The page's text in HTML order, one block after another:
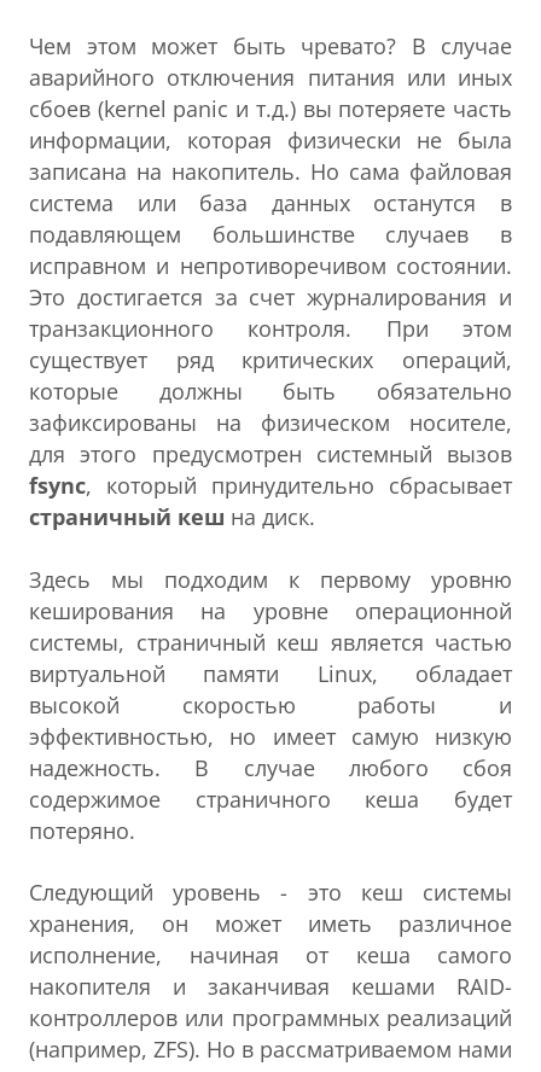
Чем этом может быть чревато? В случае
аварийного отключения питания или иных
сбоев (kernel panic и т.д.) вы потеряете часть
информации, которая физически не была
записана на накопитель. Но сама файловая
система или база данных останутся в
подавляющем большинстве случаев в
исправном и непротиворечивом состоянии.
Это достигается за счет журналирования и
транзакционного контроля. При этом
существует ряд критических операций,
которые должны быть обязательно
зафиксированы на физическом носителе,
для этого предусмотрен системный вызов
fsync, который принудительно сбрасывает
страничный кеш на диск.
Здесь мы подходим к первому уровню
кеширования на уровне операционной
системы, страничный кеш является частью
виртуальной памяти Linux, обладает
высокой скоростью работы и
эффективностью, но имеет самую низкую
надежность. В случае любого сбоя
содержимое страничного кеша будет
потеряно.
Следующий уровень - это кеш системы
хранения, он может иметь различное
исполнение, начиная от кеша самого
накопителя и заканчивая кешами RAID-
контроллеров или программных реализаций
(например, ZFS). Но в рассматриваемом нами